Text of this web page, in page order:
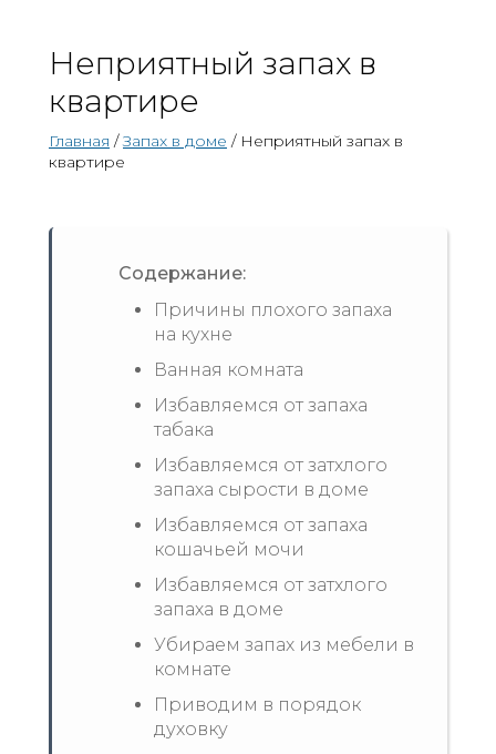
Неприятный запах в
квартире
Главная /Запах в доме / Неприятный запах в
квартире
Содержание:
Причины плохого запаха
на кухне
Ванная комната
Избавляемся от запаха
табака
Избавляемся от затхлого
запаха сырости в доме
Избавляемся от запаха
кошачьей мочи
Избавляемся от затхлого
запаха в доме
Убираем запах из мебели в
комнате
Приводим в порядок
духовку